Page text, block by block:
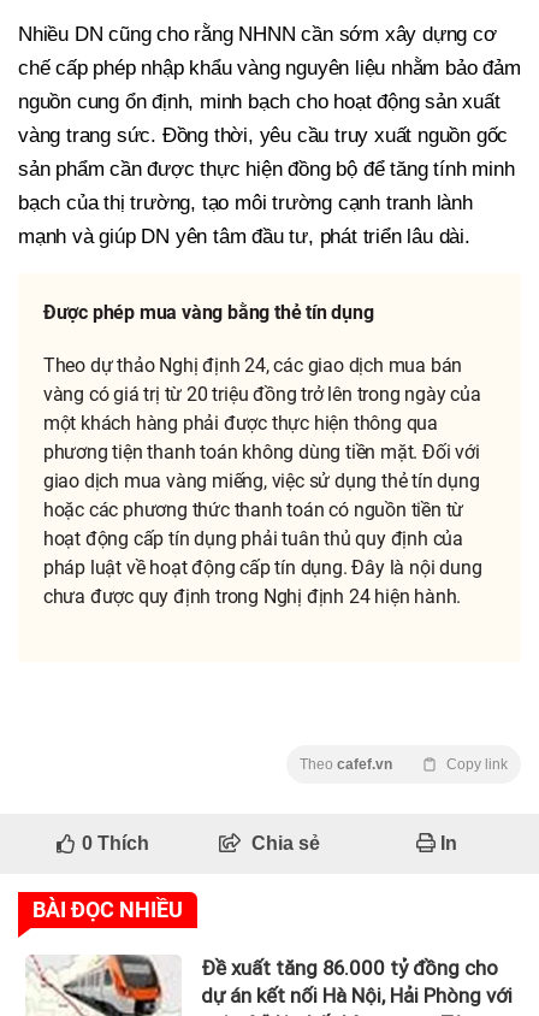
Nhiều DN cũng cho rằng NHNN cần sớm xây dựng cơ
chế cấp phép nhập khẩu vàng nguyên liệu nhằm bảo đảm
nguồn cung ổn định, minh bạch cho hoạt động sản xuất
vàng trang sức. Đồng thời, yêu cầu truy xuất nguồn gốc
sản phẩm cần được thực hiện đồng bộ để tăng tính minh
bạch của thị trường, tạo môi trường cạnh tranh lành
mạnh và giúp DN yên tâm đầu tư, phát triển lâu dài.
Được phép mua vàng bằng thẻ tín dụng
Theo dự thảo Nghị định 24, các giao dịch mua bán
vàng có giá trị từ 20 triệu đồng trở lên trong ngày của
một khách hàng phải được thực hiện thông qua
phương tiện thanh toán không dùng tiền mặt. Đối với
giao dịch mua vàng miếng, việc sử dụng thẻ tín dụng
hoặc các phương thức thanh toán có nguồn tiền từ
hoạt động cấp tín dụng phải tuân thủ quy định của
pháp luật về hoạt động cấp tín dụng. Đây là nội dung
chưa được quy định trong Nghị định 24 hiện hành.
Theo cafef.vn Copy link
0Thích Chia sẻ In
BÀI ĐỌC NHIỀU
Đề xuất tăng 86.000 tỷ đồng cho
dự án kết nối Hà Nội, Hải Phòng với